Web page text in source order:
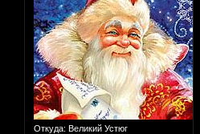
Откуда: Великий Устюг